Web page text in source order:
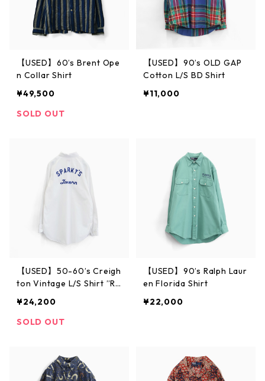
【USED】60’s Brent Ope
n Collar Shirt
¥49,500
SOLD OUT
【USED】90’s OLD GAP
Cotton L/S BD Shirt
¥11,000
【USED】50-60’s Creigh
ton Vintage L/S Shirt ”Ro
¥24,200
SOLD OUT
【USED】90’s Ralph Laur
en Florida Shirt
¥22,000